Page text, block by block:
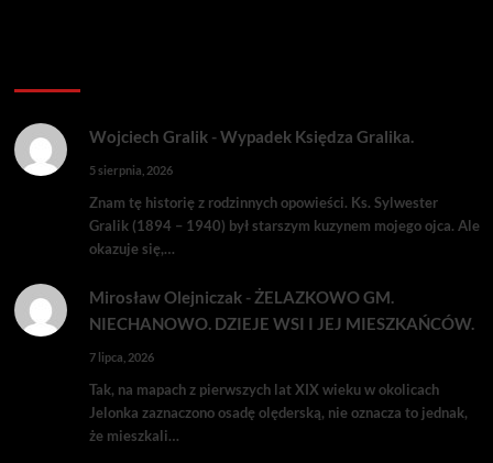
Wojciech Gralik-Wypadek Księdza Gralika.
5 sierpnia, 2026
Znam tę historię z rodzinnych opowieści. Ks. Sylwester
Gralik (1894 – 1940) był starszym kuzynem mojego ojca. Ale
okazuje się,…
Mirosław Olejniczak- ŻELAZKOWO GM.
NIECHANOWO. DZIEJE WSI I JEJ MIESZKAŃCÓW.
7 lipca, 2026
Tak, na mapach z pierwszych lat XIX wieku w okolicach
Jelonka zaznaczono osadę olęderską, nie oznacza to jednak,
że mieszkali…